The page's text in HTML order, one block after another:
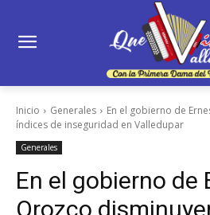
Inicio Generales
En el gobierno de
índices de inseguridad en Valledupar
Generales
En el gobierno de
Orozco